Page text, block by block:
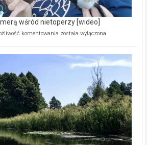
wśród nietoperzy [wideo]
komentowania Ekologiczne
kamerą
wśród
została wyłączona